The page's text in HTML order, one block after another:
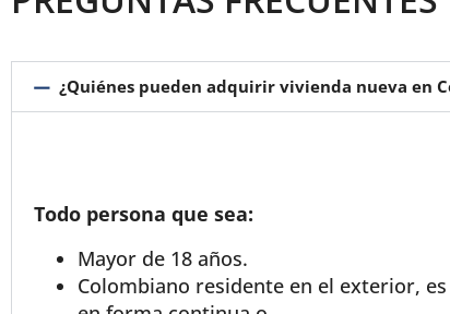
¿Quiénes pueden adquirir vivienda nueva en
Todo persona que sea:
Mayor de 18 años.
Colombiano residente en el exterior,